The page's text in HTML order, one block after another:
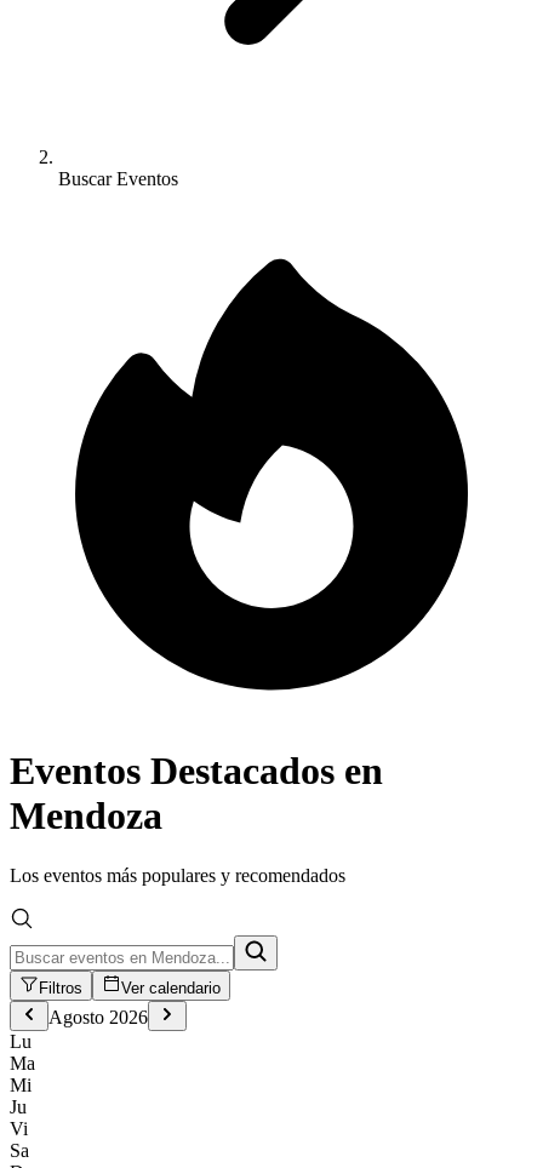
Buscar Eventos
Eventos Destacados en
Mendoza
Los eventos más populares y recomendados
Filtros Ver calendario
Agosto 2026
Lu
Ma
Mi
Ju
Vi
Sa